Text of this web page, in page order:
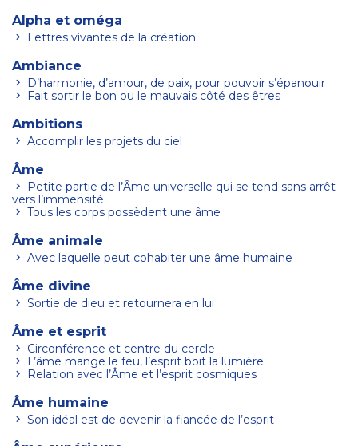
Alpha et oméga
Lettres vivantes de la création
Ambiance
D’harmonie, d’amour, de paix, pour pouvoir s’épanouir
Fait sortir le bon ou le mauvais côté des êtres
Ambitions
Accomplir les projets du ciel
Âme
vers l’immensité
Tous les corps possèdent une âme
Âme animale
Avec laquelle peut cohabiter une âme humaine
Âme divine
Sortie de dieu et retournera en lui
Âme et esprit
Circonférence et centre du cercle
L’âme mange le feu, l’esprit boit la lumière
Relation avec l’Âme et l’esprit cosmiques
Âme humaine
Son idéal est de devenir la fiancée de l’esprit